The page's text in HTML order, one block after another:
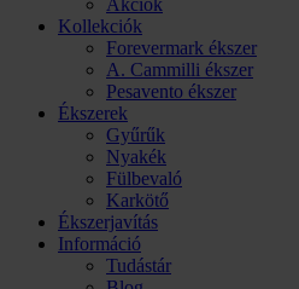
Akciók
Kollekciók
Forevermark ékszer
A. Cammilli ékszer
Pesavento ékszer
Ékszerek
Gyűrűk
Nyakék
Fülbevaló
Karkötő
Ékszerjavítás
Információ
Tudástár